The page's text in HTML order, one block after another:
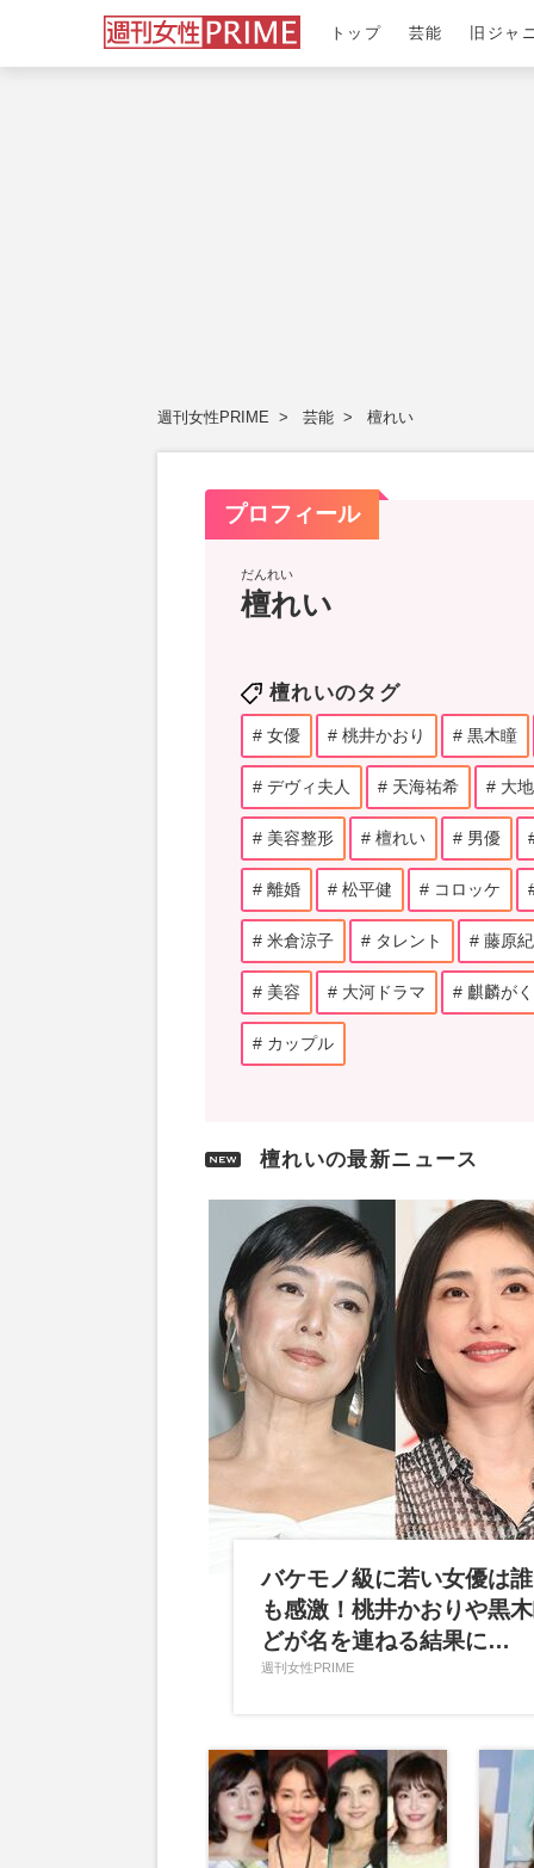
トップ 芸能 旧ジャ
週刊女性PRIME 芸能 檀れい
プロフィール
だんれい
檀れい
檀れいのタグ
女優 桃井かおり 黒木瞳
デヴィ夫人 天海祐希 大
美容整形 檀れい 男優
離婚 松平健 コロッケ
米倉涼子 タレント 藤原
美容 大河ドラマ 麒麟が
カップル
檀れいの最新ニュース
バケモノ級に若い女優は
も感激！桃井かおりや黒
どが名を連ねる結果に…
週刊女性PRIME